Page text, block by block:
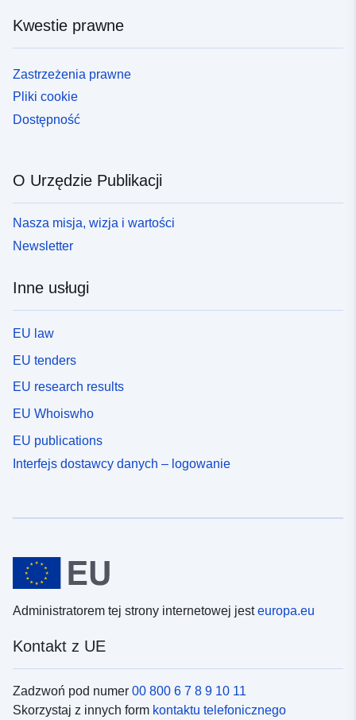
Kwestie prawne
Zastrzeżenia prawne
Pliki cookie
Dostępność
O Urzędzie Publikacji
Nasza misja, wizja i wartości
Newsletter
Inne usługi
EU law
EU tenders
EU research results
EU Whoiswho
EU publications
Interfejs dostawcy danych – logowanie
Administratorem tej strony internetowej jesteuropa.eu
Kontakt z UE
Zadzwoń pod numer 00 800 6 7 8 9 10 11
Skorzystaj z innych form kontaktu telefonicznego